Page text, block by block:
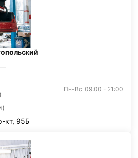
Пн-Вс: 09:00 - 21:00
кт, 95Б